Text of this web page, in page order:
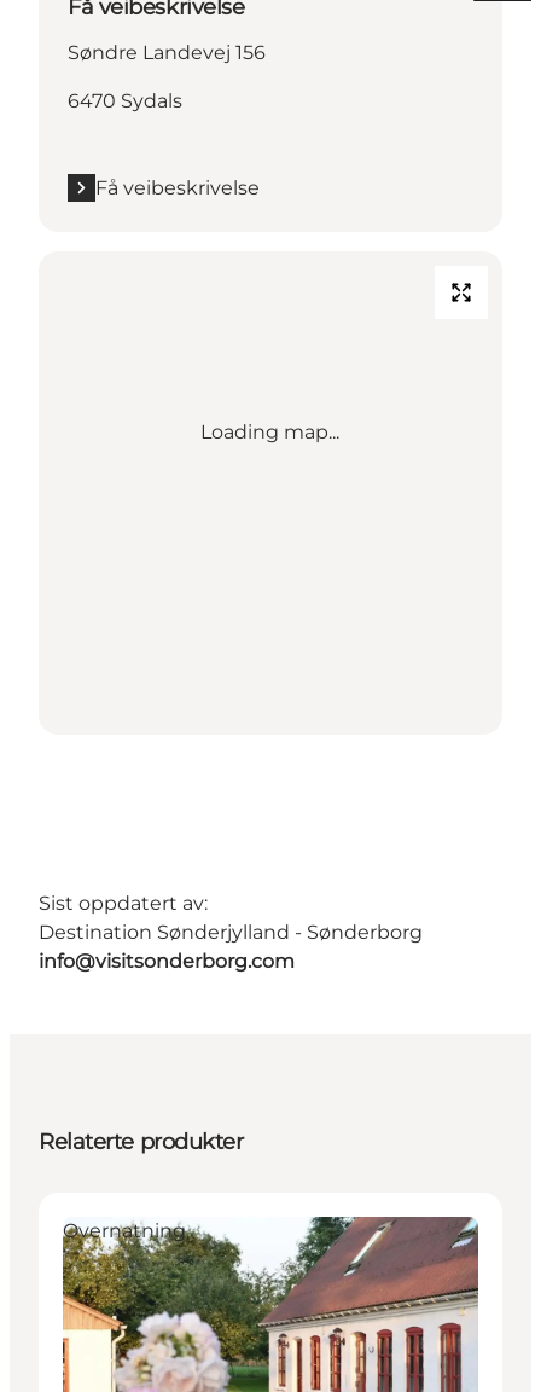
Få veibeskrivelse
Søndre Landevej 156
6470 Sydals
Få veibeskrivelse
Loading map...
Sist oppdatert av:
Destination Sønderjylland - Sønderborg
info@visitsonderborg.com
Relaterte produkter
Overnatning